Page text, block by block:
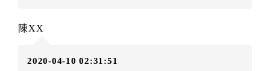
額6個月
．訂房者使用「保留住宿金額」時，請注意！為避免飯
陳XX
2020-04-10 02:31:51